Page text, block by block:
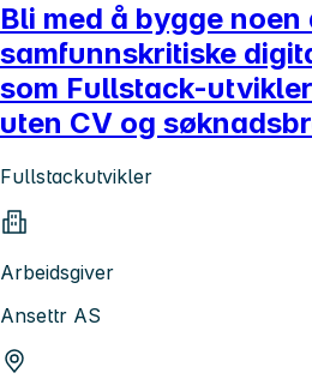
Bli med å bygge
samfunnskritiske
som Fullstack-
uten CV og
Fullstackutvikler
Arbeidsgiver
Ansettr AS